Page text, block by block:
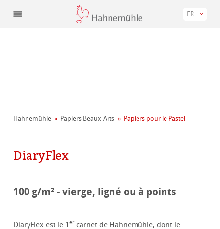
FR
Hahnemühle Papiers Beaux-Arts Papiers pour le Pastel
DiaryFlex
100 g/m² - vierge, ligné ou à points
DiaryFlex est le 1er carnet de Hahnemühle, dont le